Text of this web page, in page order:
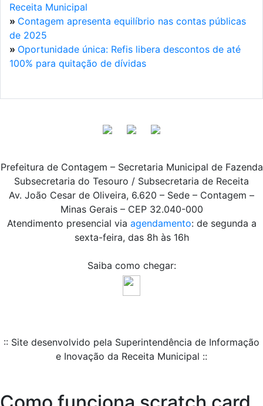
Receita Municipal
» Contagem apresenta equilíbrio nas contas públicas
de 2025
» Oportunidade única: Refis libera descontos de até
100% para quitação de dívidas
Prefeitura de Contagem – Secretaria Municipal de Fazenda
Subsecretaria do Tesouro / Subsecretaria de Receita
Av. João Cesar de Oliveira, 6.620 – Sede – Contagem –
Minas Gerais – CEP 32.040-000
Atendimento presencial via agendamento: de segunda a
sexta-feira, das 8h às 16h
Saiba como chegar:
:: Site desenvolvido pela Superintendência de Informação
e Inovação da Receita Municipal ::